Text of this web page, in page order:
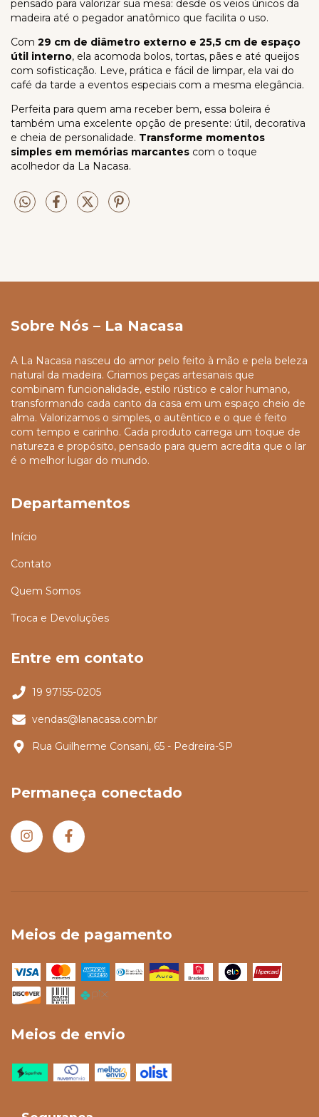
pensado para valorizar sua mesa: desde os veios únicos da
madeira até o pegador anatômico que facilita o uso.
Com 29 cm de diâmetro externo e 25,5 cm de espaço
útil interno, ela acomoda bolos, tortas, pães e até queijos
com sofisticação. Leve, prática e fácil de limpar, ela vai do
café da tarde a eventos especiais com a mesma elegância.
Perfeita para quem ama receber bem, essa boleira é
também uma excelente opção de presente: útil, decorativa
e cheia de personalidade. Transforme momentos
simples em memórias marcantes com o toque
acolhedor da La Nacasa.
Sobre Nós – La Nacasa
A La Nacasa nasceu do amor pelo feito à mão e pela beleza
natural da madeira. Criamos peças artesanais que
combinam funcionalidade, estilo rústico e calor humano,
transformando cada canto da casa em um espaço cheio de
alma. Valorizamos o simples, o autêntico e o que é feito
com tempo e carinho. Cada produto carrega um toque de
natureza e propósito, pensado para quem acredita que o lar
é o melhor lugar do mundo.
Departamentos
Início
Contato
Quem Somos
Troca e Devoluções
Entre em contato
19 97155-0205
vendas@lanacasa.com.br
Rua Guilherme Consani, 65 - Pedreira-SP
Permaneça conectado
Meios de pagamento
Meios de envio